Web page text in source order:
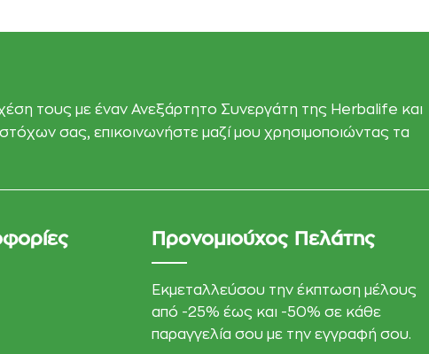
τους με έναν Ανεξάρτητο Συνεργάτη της Herbalife και
σας, επικοινωνήστε μαζί μου χρησιμοποιώντας τα
Προνομιούχος Πελάτης
Εκμεταλλεύσου την έκπτωση μέλους
από -25% έως και -50% σε κάθε
παραγγελία σου με την εγγραφή σου.